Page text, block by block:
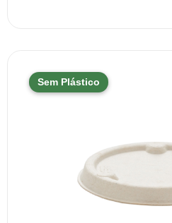
Sem Plástico